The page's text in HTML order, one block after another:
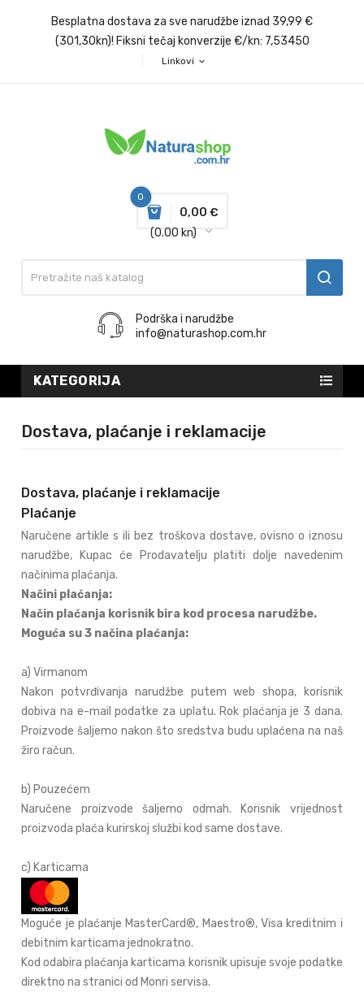
Besplatna dostava za sve narudžbe iznad 39,99 €
(301,30kn)! Fiksni tečaj konverzije €/kn: 7,53450
Linkovi expand_more
0
0,00 €
(0.00 kn)
Podrška i narudžbe
info@naturashop.com.hr
KATEGORIJA
Dostava, plaćanje i reklamacije
Dostava, plaćanje i reklamacije
Plaćanje
Naručene artikle s ili bez troškova dostave, ovisno o iznosu
narudžbe, Kupac će Prodavatelju platiti dolje navedenim
načinima plaćanja.
Načini plaćanja:
Način plaćanja korisnik bira kod procesa narudžbe.
Moguća su 3 načina plaćanja:
a) Virmanom
Nakon potvrđivanja narudžbe putem web shopa, korisnik
dobiva na e-mail podatke za uplatu. Rok plaćanja je 3 dana.
Proizvode šaljemo nakon što sredstva budu uplaćena na naš
žiro račun.
b) Pouzećem
Naručene proizvode šaljemo odmah. Korisnik vrijednost
proizvoda plaća kurirskoj službi kod same dostave.
c) Karticama
Moguće je plaćanje MasterCard®, Maestro®, Visa kreditnim i
debitnim karticama jednokratno.
Kod odabira plaćanja karticama korisnik upisuje svoje podatke
direktno na stranici od Monri servisa.